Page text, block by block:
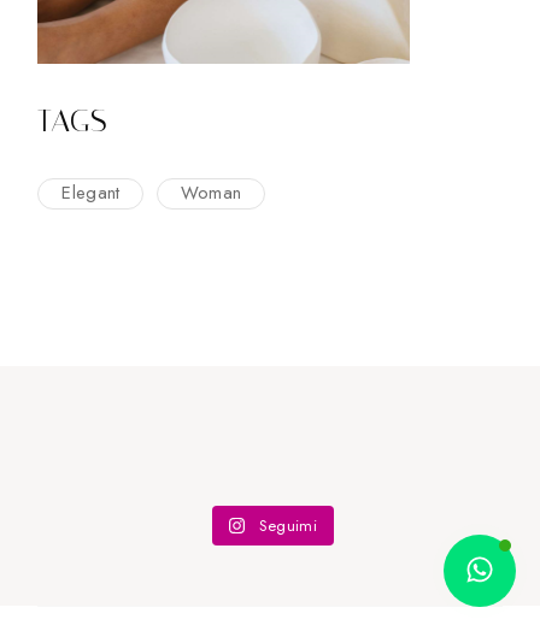
TAGS
Elegant Woman
Seguimi